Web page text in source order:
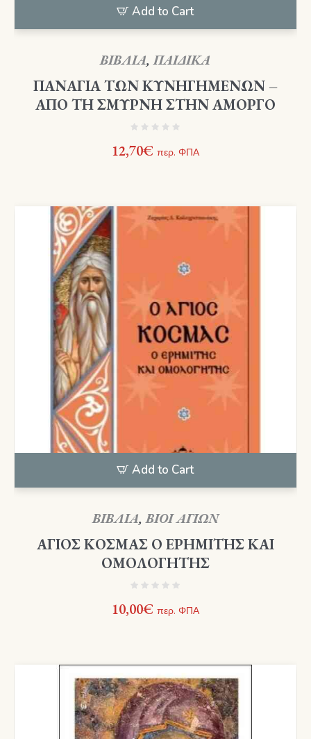
Add to Cart
ΒΙΒΛΙΑ,ΠΑΙΔΙΚΑ
ΠΑΝΑΓΙΑ ΤΩΝ ΚΥΝΗΓΗΜΕΝΩΝ –
ΑΠΟ ΤΗ ΣΜΥΡΝΗ ΣΤΗΝ ΑΜΟΡΓΟ
12,70€ περ. ΦΠΑ
Add to Cart
ΒΙΒΛΙΑ,ΒΙΟΙ ΑΓΙΩΝ
ΑΓΙΟΣ ΚΟΣΜΑΣ Ο ΕΡΗΜΙΤΗΣ ΚΑΙ
ΟΜΟΛΟΓΗΤΗΣ
10,00€ περ. ΦΠΑ